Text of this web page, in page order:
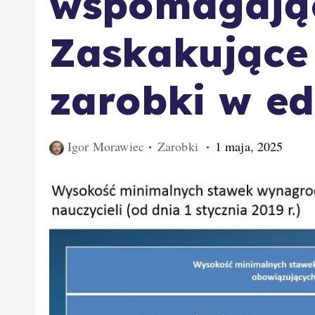
zarobki w
Igor Morawiec Zarobki 1 maja, 2025